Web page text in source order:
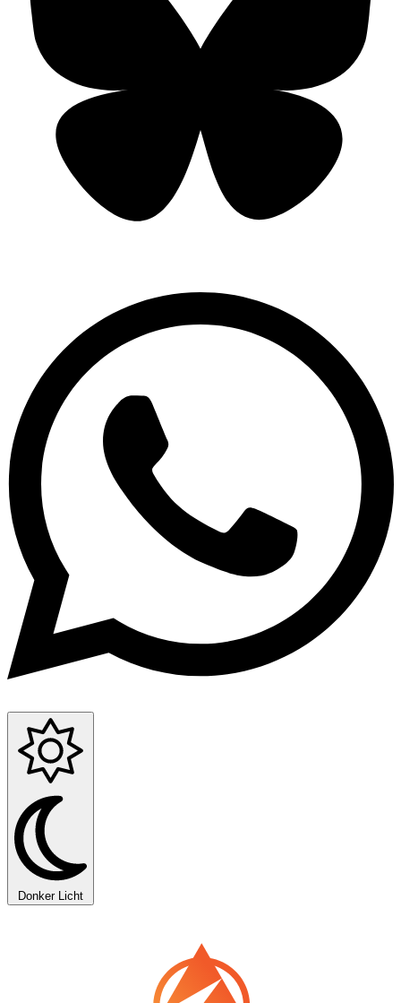
Donker Licht